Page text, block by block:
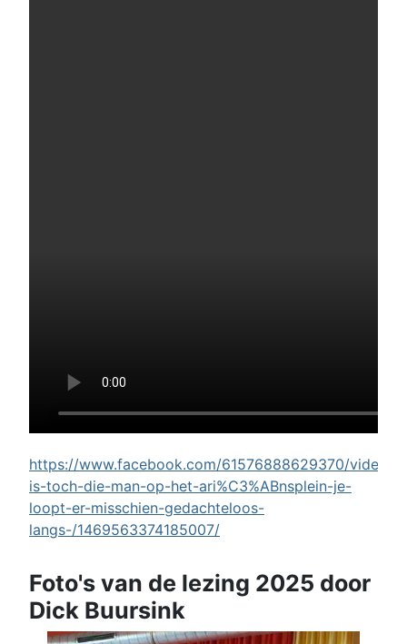
https://www.facebook.com/61576888629370/videos/
is-toch-die-man-op-het-ari%C3%ABnsplein-je-
loopt-er-misschien-gedachteloos-
langs-/1469563374185007/
Foto's van de lezing 2025 door
Dick Buursink